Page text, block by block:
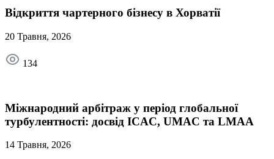
Відкриття чартерного бізнесу в Хорватії
20 Травня, 2026
134
Міжнародний арбітраж у період глобальної
турбулентності: досвід ICAC, UMAC та LMAA
14 Травня, 2026